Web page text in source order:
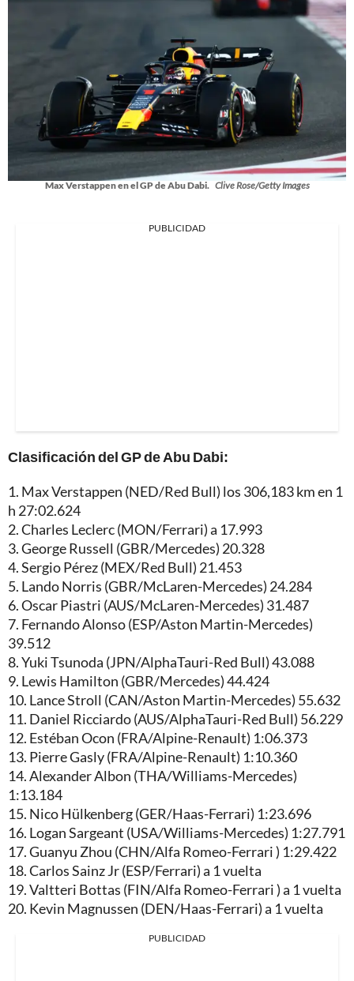
Max Verstappen en el GP de Abu Dabi. Clive Rose/Getty Images
PUBLICIDAD
Clasificación del GP de Abu Dabi:
1. Max Verstappen (NED/Red Bull) los 306,183 km en 1
h 27:02.624
2. Charles Leclerc (MON/Ferrari) a 17.993
3. George Russell (GBR/Mercedes) 20.328
4. Sergio Pérez (MEX/Red Bull) 21.453
5. Lando Norris (GBR/McLaren-Mercedes) 24.284
6. Oscar Piastri (AUS/McLaren-Mercedes) 31.487
7. Fernando Alonso (ESP/Aston Martin-Mercedes)
39.512
8. Yuki Tsunoda (JPN/AlphaTauri-Red Bull) 43.088
9. Lewis Hamilton (GBR/Mercedes) 44.424
10. Lance Stroll (CAN/Aston Martin-Mercedes) 55.632
11. Daniel Ricciardo (AUS/AlphaTauri-Red Bull) 56.229
12. Estéban Ocon (FRA/Alpine-Renault) 1:06.373
13. Pierre Gasly (FRA/Alpine-Renault) 1:10.360
14. Alexander Albon (THA/Williams-Mercedes)
1:13.184
15. Nico Hülkenberg (GER/Haas-Ferrari) 1:23.696
16. Logan Sargeant (USA/Williams-Mercedes) 1:27.791
17. Guanyu Zhou (CHN/Alfa Romeo-Ferrari ) 1:29.422
18. Carlos Sainz Jr (ESP/Ferrari) a 1 vuelta
19. Valtteri Bottas (FIN/Alfa Romeo-Ferrari ) a 1 vuelta
20. Kevin Magnussen (DEN/Haas-Ferrari) a 1 vuelta
PUBLICIDAD